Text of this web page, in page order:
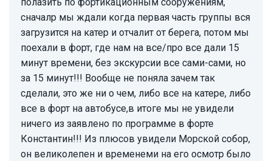
сначалр мы ждали когда первая часть группы вся
загрузится на катер и отчалит от берега, потом мы
поехали в форт, где нам на все/про все дали 15
минут времени, без экскурсии все сами-сами, но
за 15 минут!!! Вообще не поняла зачем так
сделали, это же ни о чем, либо все на катере, либо
все в форт на автобусе,в итоге мы не увидели
ничего из заявлено по программе в форте
Константин!!! Из плюсов увидели Морской собор,
он великолепен и временеми на его осмотр было